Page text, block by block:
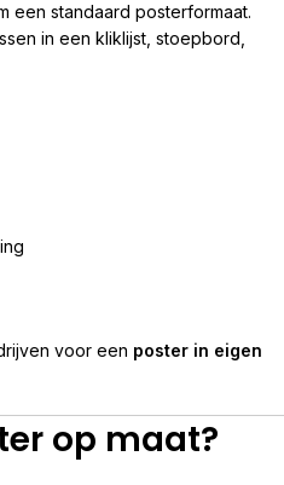
een standaard posterformaat.
in een kliklijst, stoepbord,
voor een poster in eigen
op maat?